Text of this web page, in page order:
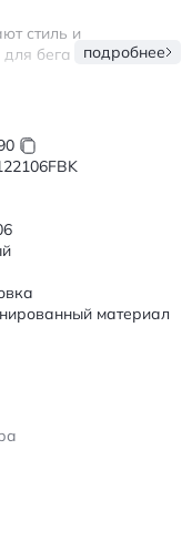
стиль и
бега и
и поддержку
ударные
Шнуровка
обеспечивает
парке, тренировок
вес и
их незаменимыми
вставками
ткани и TPU черные
подробнее
материал